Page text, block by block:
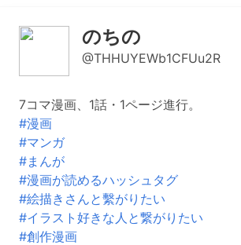
のちの
@THHUYEWb1CFUu2R
7コマ漫画、1話・1ページ進行。
#漫画
#マンガ
#まんが
#漫画が読めるハッシュタグ
#絵描きさんと繫がりたい
#イラスト好きな人と繋がりたい
#創作漫画